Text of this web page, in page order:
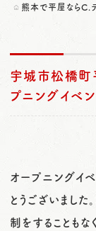
熊本で平屋ならC.
宇城市松橋町
プニングイベ
オープニングイ
とうございまし
制をすることも